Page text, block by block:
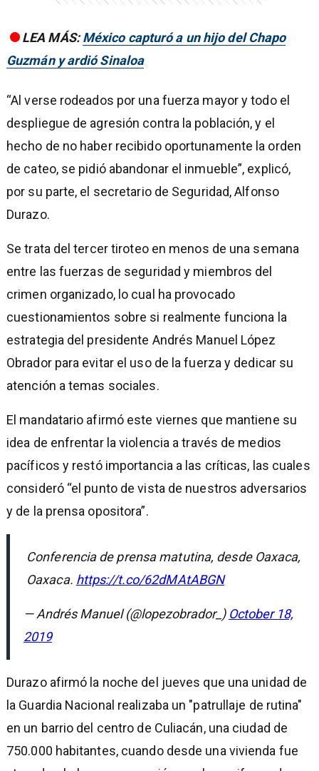
LEA MÁS:México capturó a un hijo del Chapo
Guzmán y ardió Sinaloa
“Al verse rodeados por una fuerza mayor y todo el
despliegue de agresión contra la población, y el
hecho de no haber recibido oportunamente la orden
de cateo, se pidió abandonar el inmueble”, explicó,
por su parte, el secretario de Seguridad, Alfonso
Durazo.
Se trata del tercer tiroteo en menos de una semana
entre las fuerzas de seguridad y miembros del
crimen organizado, lo cual ha provocado
cuestionamientos sobre si realmente funciona la
estrategia del presidente Andrés Manuel López
Obrador para evitar el uso de la fuerza y dedicar su
atención a temas sociales.
El mandatario afirmó este viernes que mantiene su
idea de enfrentar la violencia a través de medios
pacíficos y restó importancia a las críticas, las cuales
consideró “el punto de vista de nuestros adversarios
y de la prensa opositora”.
Conferencia de prensa matutina, desde Oaxaca,
Oaxaca. https://t.co/62dMAtABGN
— Andrés Manuel (@lopezobrador_) October 18,
2019
Durazo afirmó la noche del jueves que una unidad de
la Guardia Nacional realizaba un "patrullaje de rutina"
en un barrio del centro de Culiacán, una ciudad de
750.000 habitantes, cuando desde una vivienda fue